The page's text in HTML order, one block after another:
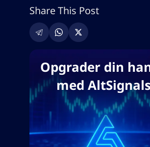
Share This Post
Opgrader din
med